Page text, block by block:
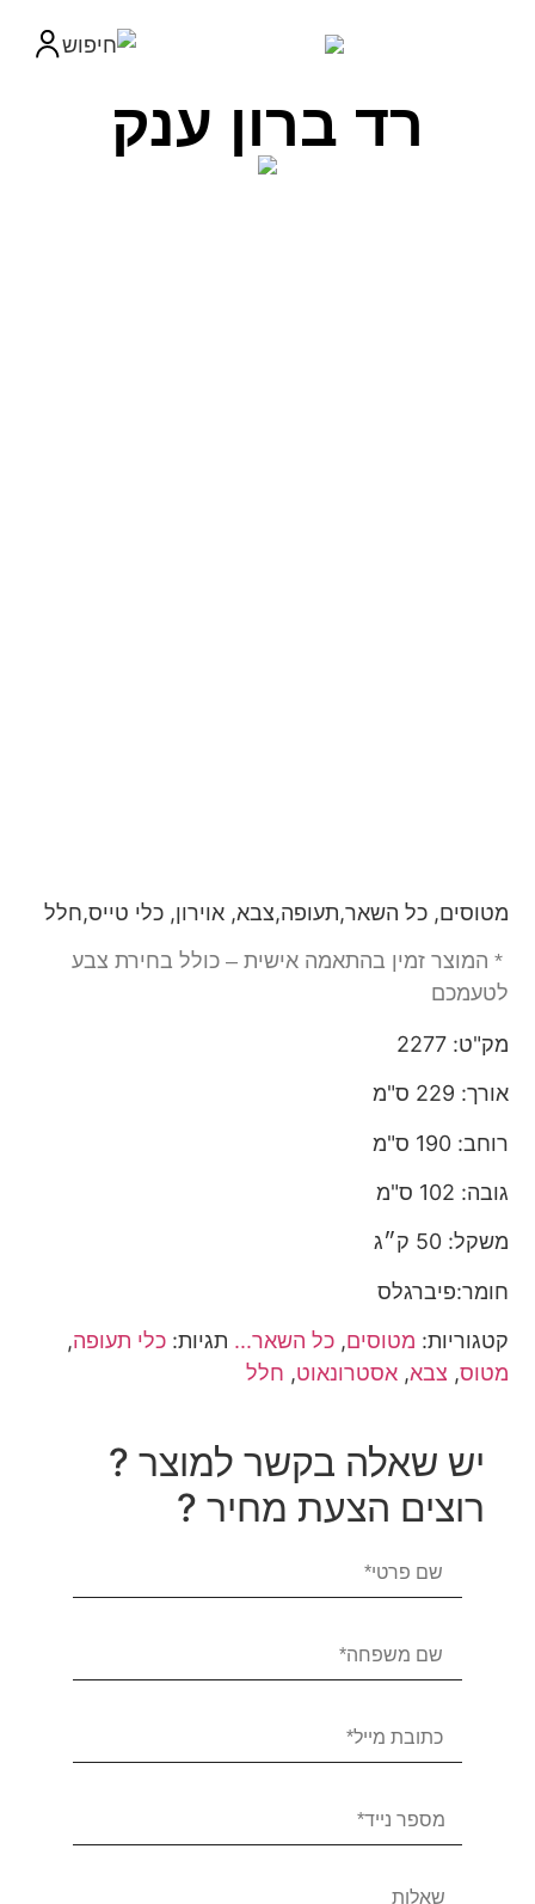
רד ברון ענק
מטוסים, כל השאר,תעופה,צבא, אוירון, כלי טייס,חלל
* המוצר זמין בהתאמה אישית – כולל בחירת צבע
לטעמכם
מק"ט: 2277
אורך: 229 ס"מ
רוחב: 190 ס"מ
גובה: 102 ס"מ
משקל: 50 ק״ג
חומר:פיברגלס
קטגוריות: מטוסים,כל השאר... תגיות: כלי תעופה,
מטוס, צבא,אסטרונאוט, חלל
יש שאלה בקשר למוצר ?
רוצים הצעת מחיר ?